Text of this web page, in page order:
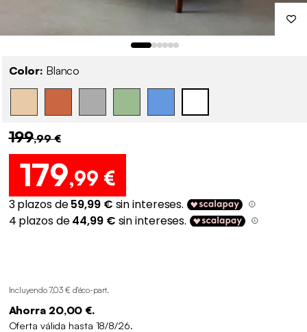
Color: Blanco
199,99 €
179,99 €
Incluyendo 7,03 € d'éco-part.
Ahorra 20,00 €.
Oferta válida hasta 18/8/26.